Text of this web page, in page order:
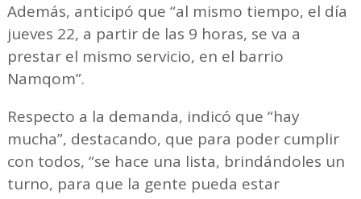
Además, anticipó que “al mismo tiempo, el día
jueves 22, a partir de las 9 horas, se va a
prestar el mismo servicio, en el barrio
Namqom”.
Respecto a la demanda, indicó que “hay
mucha”, destacando, que para poder cumplir
con todos, “se hace una lista, brindándoles un
turno, para que la gente pueda estar